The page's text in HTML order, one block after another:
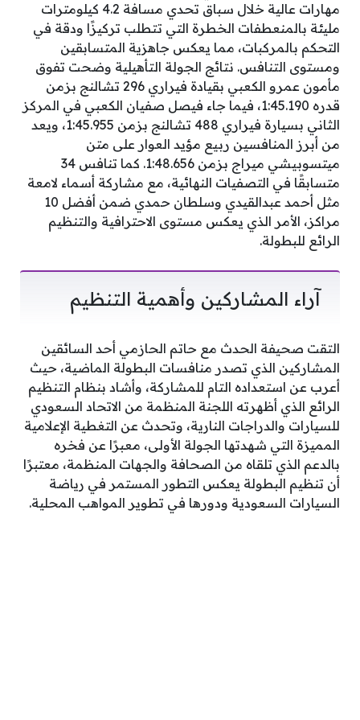
مهارات عالية خلال سباق تحدي مسافة 4.2 كيلومترات
مليئة بالمنعطفات الخطرة التي تتطلب تركيزًا ودقة في
التحكم بالمركبات، مما يعكس جاهزية المتسابقين
ومستوى التنافس. نتائج الجولة التأهيلية وضحت تفوق
مأمون عمرو الكعبي بقيادة فيراري 296 تشالنج بزمن
قدره 1:45.190، فيما جاء فيصل صفيان الكعبي في المركز
الثاني بسيارة فيراري 488 تشالنج بزمن 1:45.955، ويعد
من أبرز المنافسين ربيع مؤيد العوار على متن
ميتسوبيشي ميراج بزمن 1:48.656. كما تنافس 34
متسابقًا في التصفيات النهائية، مع مشاركة أسماء لامعة
مثل أحمد عبدالقيدي وسلطان حمدي ضمن أفضل 10
مراكز، الأمر الذي يعكس مستوى الاحترافية والتنظيم
الرائع للبطولة.
آراء المشاركين وأهمية التنظيم
التقت صحيفة الحدث مع حاتم الحازمي أحد السائقين
المشاركين الذي تصدر منافسات البطولة الماضية، حيث
أعرب عن استعداده التام للمشاركة، وأشاد بنظام التنظيم
الرائع الذي أظهرته اللجنة المنظمة من الاتحاد السعودي
للسيارات والدراجات النارية، وتحدث عن التغطية الإعلامية
المميزة التي شهدتها الجولة الأولى، معبرًا عن فخره
بالدعم الذي تلقاه من الصحافة والجهات المنظمة، معتبرًا
أن تنظيم البطولة يعكس التطور المستمر في رياضة
السيارات السعودية ودورها في تطوير المواهب المحلية.